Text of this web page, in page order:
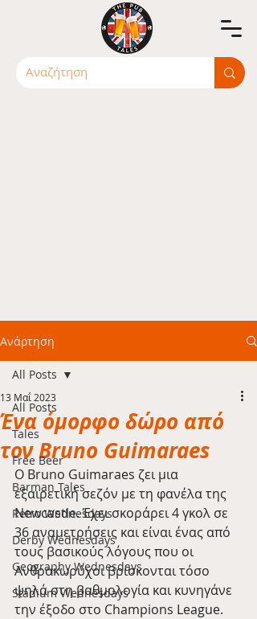
Ανάρτηση
All Posts
Tales
Free Beer
Barman Tales
Retro Wednesdays
Derby Wednesdays
Geography Wednesdays
Stadium Wednesdays
All Posts
Ένα όμορφο δώρο από
τον Bruno Guimaraes
13 Μαΐ 2023
Ο Bruno Guimaraes ζει μια
εξαιρετική σεζόν με τη φανέλα της
Newcastle. Έχει σκοράρει 4 γκολ σε
36 αναμετρήσεις και είναι ένας από
τους βασικούς λόγους που οι
Ανθρακωρύχοι βρίσκονται τόσο
ψηλά στη βαθμολογία και κυνηγάνε
την έξοδο στο Champions League.